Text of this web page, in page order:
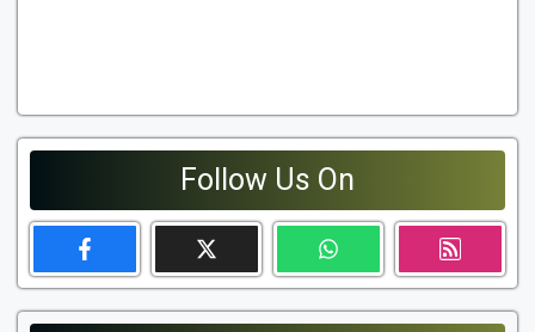
Follow Us On